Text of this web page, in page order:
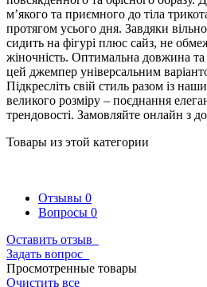
м’якого та приємного до тіла
протягом усього дня. Завдяки
сидить на фігурі плюс сайз, не
жіночність. Оптимальна довжина та
цей джемпер універсальним
Підкресліть свій стиль разом із
великого розміру – поєднання
трендовості. Замовляйте онлайн з
Товары из этой категории
Отзывы 0
Вопросы 0
Оставить отзыв
Задать вопрос
Просмотренные товары
Очистить все